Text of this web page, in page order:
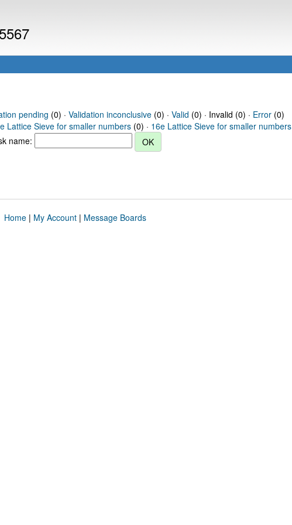
pending (0) · Validation inconclusive(0) · Valid (0) · Invalid (0) · Error(0)
Lattice Sieve for smaller numbers (0) · 16e Lattice Sieve for smaller numbers
name:
Home| My Account| Message Boards